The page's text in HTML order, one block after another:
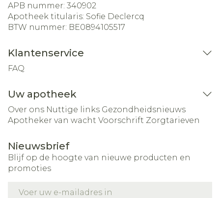
APB nummer: 340902
Apotheek titularis: Sofie Declercq
BTW nummer: BE0894105517
Klantenservice
FAQ
Uw apotheek
Over ons Nuttige links Gezondheidsnieuws
Apotheker van wacht Voorschrift Zorgtarieven
Nieuwsbrief
Blijf op de hoogte van nieuwe producten en
promoties